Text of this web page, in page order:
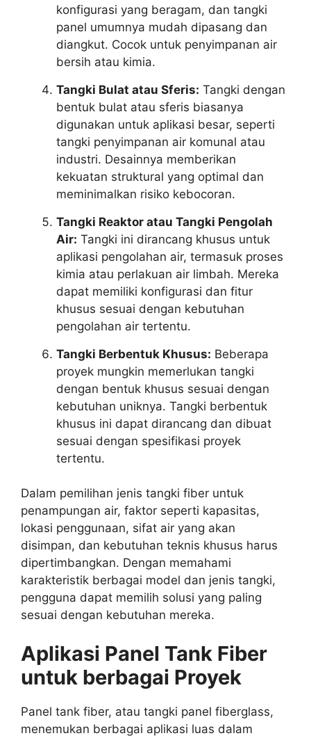
konfigurasi yang beragam, dan tangki
panel umumnya mudah dipasang dan
diangkut. Cocok untuk penyimpanan air
bersih atau kimia.
Tangki Bulat atau Sferis: Tangki dengan
bentuk bulat atau sferis biasanya
digunakan untuk aplikasi besar, seperti
tangki penyimpanan air komunal atau
industri. Desainnya memberikan
kekuatan struktural yang optimal dan
meminimalkan risiko kebocoran.
Tangki Reaktor atau Tangki Pengolah
Air: Tangki ini dirancang khusus untuk
aplikasi pengolahan air, termasuk proses
kimia atau perlakuan air limbah. Mereka
dapat memiliki konfigurasi dan fitur
khusus sesuai dengan kebutuhan
pengolahan air tertentu.
Tangki Berbentuk Khusus: Beberapa
proyek mungkin memerlukan tangki
dengan bentuk khusus sesuai dengan
kebutuhan uniknya. Tangki berbentuk
khusus ini dapat dirancang dan dibuat
sesuai dengan spesifikasi proyek
tertentu.
Dalam pemilihan jenis tangki fiber untuk
penampungan air, faktor seperti kapasitas,
lokasi penggunaan, sifat air yang akan
disimpan, dan kebutuhan teknis khusus harus
dipertimbangkan. Dengan memahami
karakteristik berbagai model dan jenis tangki,
pengguna dapat memilih solusi yang paling
sesuai dengan kebutuhan mereka.
Aplikasi Panel Tank Fiber
untuk berbagai Proyek
Panel tank fiber, atau tangki panel fiberglass,
menemukan berbagai aplikasi luas dalam